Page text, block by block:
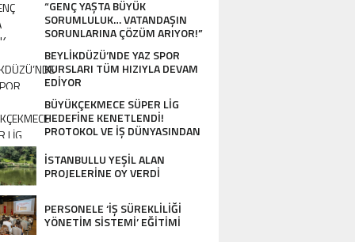
“GENÇ YAŞTA BÜYÜK
SORUMLULUK… VATANDAŞIN
SORUNLARINA ÇÖZÜM ARIYOR!”
BEYLİKDÜZÜ’NDE YAZ SPOR
KURSLARI TÜM HIZIYLA DEVAM
EDİYOR
BÜYÜKÇEKMECE SÜPER LİG
HEDEFİNE KENETLENDİ!
PROTOKOL VE İŞ DÜNYASINDAN
DESTEK…
İSTANBULLU YEŞİL ALAN
PROJELERİNE OY VERDİ
PERSONELE ‘İŞ SÜREKLİLİĞİ
YÖNETİM SİSTEMİ’ EĞİTİMİ